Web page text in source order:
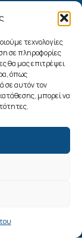
τεχνολογίες
σε πληροφορίες
θα μας επιτρέψει
όπως
σε αυτόν τον
μπορεί να